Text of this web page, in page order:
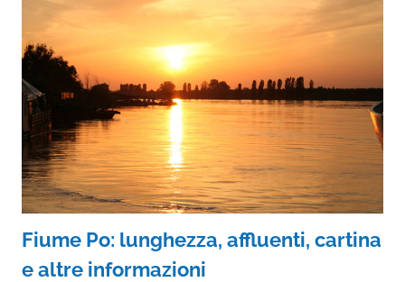
Fiume Po: lunghezza, affluenti, cartina
e altre informazioni